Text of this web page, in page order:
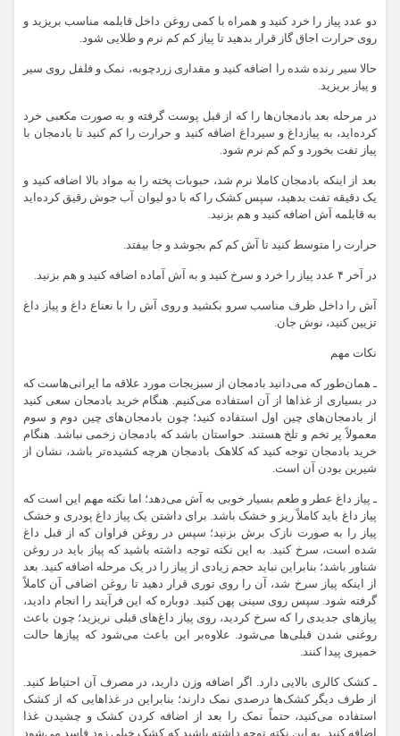
دو عدد پیاز را خرد کنید و همراه با کمی روغن داخل قابلمه مناسب بریزید و
روی حرارت اجاق گاز قرار بدهید تا پیاز کم کم نرم و طلایی شود.
حالا سیر رنده شده را اضافه کنید و مقداری زردچوبه، نمک و فلفل روی سیر
و پیاز بریزید.
در مرحله بعد بادمجان‌ها را که از قبل پوست گرفته و به صورت مکعبی خرد
کرده‌اید، به پیازداغ و سیرداغ اضافه کنید و حرارت را کم کنید تا بادمجان با
پیاز تفت بخورد و کم کم نرم شود.
بعد از اینکه بادمجان کاملا نرم شد، حبوبات پخته را به مواد بالا اضافه کنید و
یک دقیقه تفت بدهید، سپس کشک را که با دو لیوان آب جوش رقیق کرده‌اید
به قابلمه آش اضافه کنید و هم بزنید.
حرارت را متوسط کنید تا آش کم کم بجوشد و جا بیفتد.
در آخر ۴ عدد پیاز را خرد و سرخ کنید و به آش آماده اضافه کنید و هم بزنید.
آش را داخل ظرف مناسب سرو بکشید و روی آش را با نعناع داغ و پیاز داغ
تزیین کنید، نوش جان.
نکات مهم
ـ همان‌طور که می‌دانید بادمجان از سبزیجات مورد علاقه ما ایرانی‌هاست که
در بسیاری از غذا‌ها از آن استفاده می‌کنیم. هنگام خرید بادمجان سعی کنید
از بادمجان‌های چین اول استفاده کنید؛ چون بادمجان‌های چین دوم و سوم
معمولاً پر تخم و تلخ هستند. حواستان باشد که بادمجان زخمی نباشد. هنگام
خرید بادمجان توجه کنید که کلاهک بادمجان هرچه کشیده‌تر باشد، نشان از
شیرین بودن آن است.
ـ پیاز داغ عطر و طعم بسیار خوبی به آش می‌دهد؛ اما نکته مهم این است که
پیاز داغ باید کاملاً ریز و خشک باشد. برای داشتن یک پیاز داغ پودری و خشک
پیاز را به صورت نازک برش بزنید؛ سپس در روغن فراوان که از قبل داغ
شده است، سرخ کنید. به این نکته توجه داشته باشید که پیاز باید در روغن
شناور باشد؛ بنابراین نباید حجم زیادی از پیاز را در یک مرحله اضافه کنید. بعد
از اینکه پیاز سرخ شد، آن را روی توری قرار دهید تا روغن اضافی آن کاملاً
گرفته شود. سپس روی سینی پهن کنید. دوباره که این فرآیند را انجام دادید،
پیاز‌های جدیدی را که سرخ کردید، روی پیاز داغ‌های قبلی نریزید؛ چون باعث
روغنی شدن قبلی‌ها می‌شود. علاوه‌بر این باعث می‌شود که پیاز‌ها حالت
خمیری پیدا کنند.
ـ کشک کالری بالایی دارد. اگر اضافه وزن دارید، در مصرف آن احتیاط کنید.
از طرف دیگر کشک‌ها درصدی نمک دارند؛ بنابراین در غذا‌هایی که از کشک
استفاده می‌کنید، حتماً نمک را بعد از اضافه کردن کشک و چشیدن غذا
اضافه کنید. به این نکته توجه داشته باشید که کشک خیلی زود فاسد می‌شود